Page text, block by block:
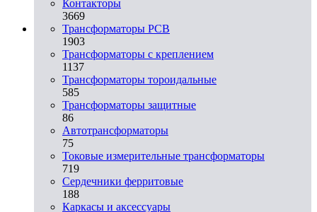
Контакторы
3669
Трансформаторы PCB
1903
Трансформаторы с креплением
1137
Трансформаторы тороидальные
585
Трансформаторы защитные
86
Автотрансформаторы
75
Токовые измерительные трансформаторы
719
Сердечники ферритовые
188
Каркасы и аксессуары